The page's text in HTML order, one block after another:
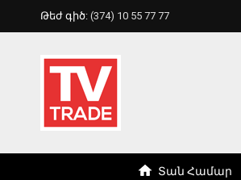
Թեժ գիծ: (374) 10 55 77 77
Տան Համար